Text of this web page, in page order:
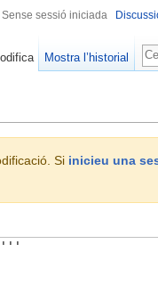
Si inicieu una
Sense sessió iniciada
Mostra l’historial